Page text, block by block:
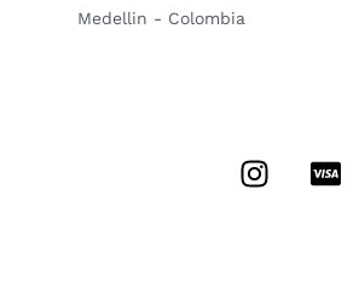
Medellin - Colombia